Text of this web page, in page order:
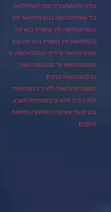
גמ"ח הלוואותגמ"ח כסף דחוףהלוואה
בלי שאלותהלוואה בנתניההלוואה חוץ
בנקאיתהלוואה חוץ בנקאית בהוראת
קבעהלוואה חוץ בנקאית בהוראת קבע
מפרטיהלוואה מיידית 10000
הלוואה עד
20000הלוואה עד 60000
הלוואות
בצ'קיםהלוואות בצ'קים
למוגבליםהלוואות ללא ריביתהלוואות
ללא ריבית וללא ערביםפתיחת חשבון
בנק לבעלי אזרחות כפולהקרן הלוואות
לנזקקים